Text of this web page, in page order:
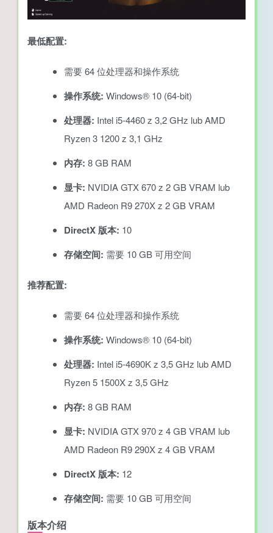
最低配置:
需要 64 位处理器和操作系统
操作系统: Windows® 10 (64-bit)
处理器: Intel i5-4460 z 3,2 GHz lub AMD
Ryzen 3 1200 z 3,1 GHz
内存: 8 GB RAM
显卡: NVIDIA GTX 670 z 2 GB VRAM lub
AMD Radeon R9 270X z 2 GB VRAM
DirectX 版本: 10
存储空间: 需要 10 GB 可用空间
推荐配置:
需要 64 位处理器和操作系统
操作系统: Windows® 10 (64-bit)
处理器: Intel i5-4690K z 3,5 GHz lub AMD
Ryzen 5 1500X z 3,5 GHz
内存: 8 GB RAM
显卡: NVIDIA GTX 970 z 4 GB VRAM lub
AMD Radeon R9 290X z 4 GB VRAM
DirectX 版本: 12
存储空间: 需要 10 GB 可用空间
版本介绍